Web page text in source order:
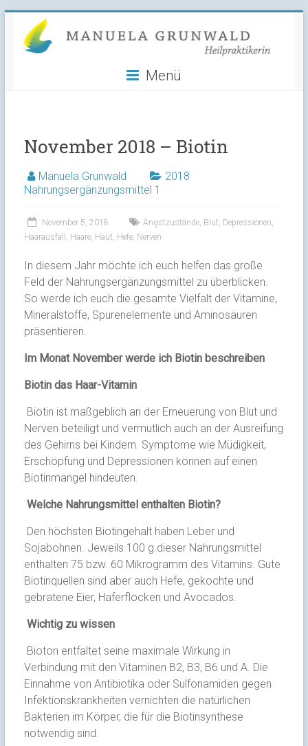
content
Manuela
Grunwald
Menü
November 2018 – Biotin
Manuela Grunwald
2018
Nahrungsergänzungsmittel 1
November 5, 2018 Angstzustände, Blut Depressionen
Haarausfall
Haare, Haut Hefe, Nerven
In diesem Jahr möchte ich euch helfen das große
Feld der Nahrungsergänzungsmittel zu überblicken.
So werde ich euch die gesamte Vielfalt der Vitamine,
Mineralstoffe, Spurenelemente und Aminosäuren
präsentieren.
Im Monat November werde ich Biotin beschreiben
Biotin das Haar-Vitamin
Biotin ist maßgeblich an der Erneuerung von Blut und
Nerven beteiligt und vermutlich auch an der Ausreifung
des Gehirns bei Kindern. Symptome wie Müdigkeit,
Erschöpfung und Depressionen können auf einen
Biotinmangel hindeuten.
Welche Nahrungsmittel enthalten Biotin?
Den höchsten Biotingehalt haben Leber und
Sojabohnen. Jeweils 100 g dieser Nahrungsmittel
enthalten 75 bzw. 60 Mikrogramm des Vitamins. Gute
Biotinquellen sind aber auch Hefe, gekochte und
gebratene Eier, Haferflocken und Avocados.
Wichtig zu wissen
Bioton entfaltet seine maximale Wirkung in
Verbindung mit den Vitaminen B2, B3, B6 und A. Die
Einnahme von Antibiotika oder Sulfonamiden gegen
Infektionskrankheiten vernichten die natürlichen
Bakterien im Körper, die für die Biotinsynthese
notwendig sind.